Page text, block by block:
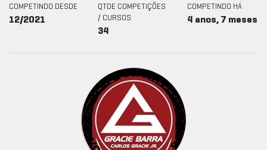
COMPETINDO DESDE
12/2021
QTDE COMPETIÇÕES
/ CURSOS
34
COMPETINDO HÁ
4 anos, 7 meses